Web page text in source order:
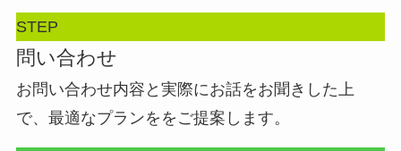
STEP
問い合わせ
お問い合わせ内容と実際にお話をお聞きした上
で、最適なプランををご提案します。